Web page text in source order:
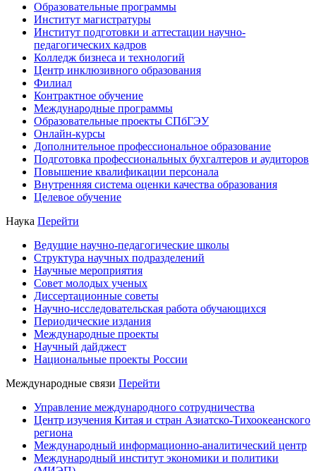
Образовательные программы
Институт магистратуры
Институт подготовки и аттестации научно-
педагогических кадров
Колледж бизнеса и технологий
Центр инклюзивного образования
Филиал
Контрактное обучение
Международные программы
Образовательные проекты СПбГЭУ
Онлайн-курсы
Дополнительное профессиональное образование
Подготовка профессиональных бухгалтеров и аудиторов
Повышение квалификации персонала
Внутренняя система оценки качества образования
Целевое обучение
Наука Перейти
Ведущие научно-педагогические школы
Структура научных подразделений
Научные мероприятия
Совет молодых ученых
Диссертационные советы
Научно-исследовательская работа обучающихся
Периодические издания
Международные проекты
Научный дайджест
Национальные проекты России
Международные связи Перейти
Управление международного сотрудничества
Центр изучения Китая и стран Азиатско-Тихоокеанского
региона
Международный информационно-аналитический центр
Международный институт экономики и политики